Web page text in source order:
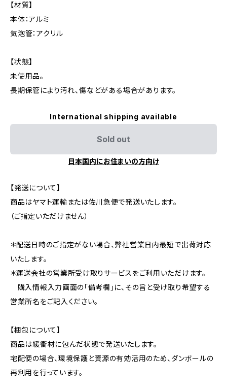
【材質】
本体：アルミ
気泡管：アクリル
【状態】
未使用品。
長期保管により汚れ、傷などがある場合があります。
International shipping available
Sold out
日本国内にお住まいの方向け
【発送について】
商品はヤマト運輸または佐川急便で発送いたします。
（ご指定いただけません）
＊配送日時のご指定がない場合、弊社営業日内最短で出荷対応
いたします。
＊運送会社の営業所受け取りサービスをご利用いただけます。
購入情報入力画面の「備考欄」に、その旨と受け取り希望する
営業所名をご記入ください。
【梱包について】
商品は緩衝材に包んだ状態で発送いたします。
宅配便の場合、環境保護と資源の有効活用のため、ダンボールの
再利用を行っています。